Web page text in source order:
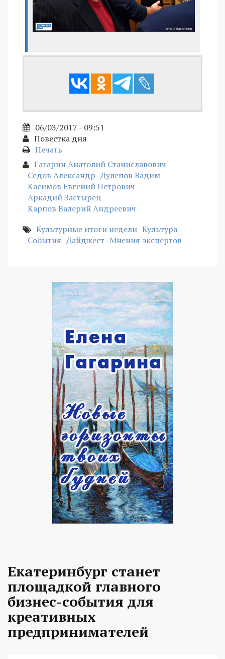
06/03/2017 - 09:51
Повестка дня
Печать
Гагарин Анатолий Станиславович
Седов Александр Дулепов Вадим
Касимов Евгений Петрович
Аркадий Застырец
Карпов Валерий Андреевич
Культурные итоги недели Культура
События Дайджест Мнения экспертов
Екатеринбург станет
площадкой главного
бизнес-события для
креативных
предпринимателей